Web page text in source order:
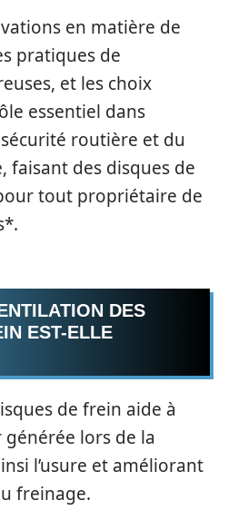
en matière de
pratiques de
et les choix
essentiel dans
routière et du
faisant des disques de
tout propriétaire de
DES
EST-ELLE
de frein aide à
lors de la
l’usure et améliorant
freinage.